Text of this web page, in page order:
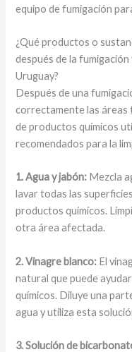
equipo de fumigación
¿Qué productos o
después de la
Uruguay?
Después de una
correctamente las áreas
de productos químicos
recomendados para la
1. Agua y jabón: Mezcla
lavar todas las
productos químicos.
otra área afectada.
2. Vinagre blanco: El
natural que puede
químicos. Diluye una
agua y utiliza esta
3. Solución de